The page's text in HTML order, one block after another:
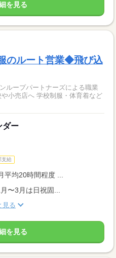
を見る
のルート営業◆飛び込
ループパートナーズによる職業
小売店へ 学校制服・体育着など
ダー
支給
平均20時間程度 ...
〜3月は日祝固...
見る
を見る